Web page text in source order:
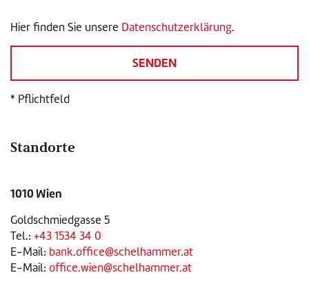
Hier finden Sie unsere Datenschutzerklärung.
* Pflichtfeld
Standorte
1010 Wien
Goldschmiedgasse 5
Tel.: +43 1534 34 0
E-Mail: bank.office@schelhammer.at
E-Mail: office.wien@schelhammer.at